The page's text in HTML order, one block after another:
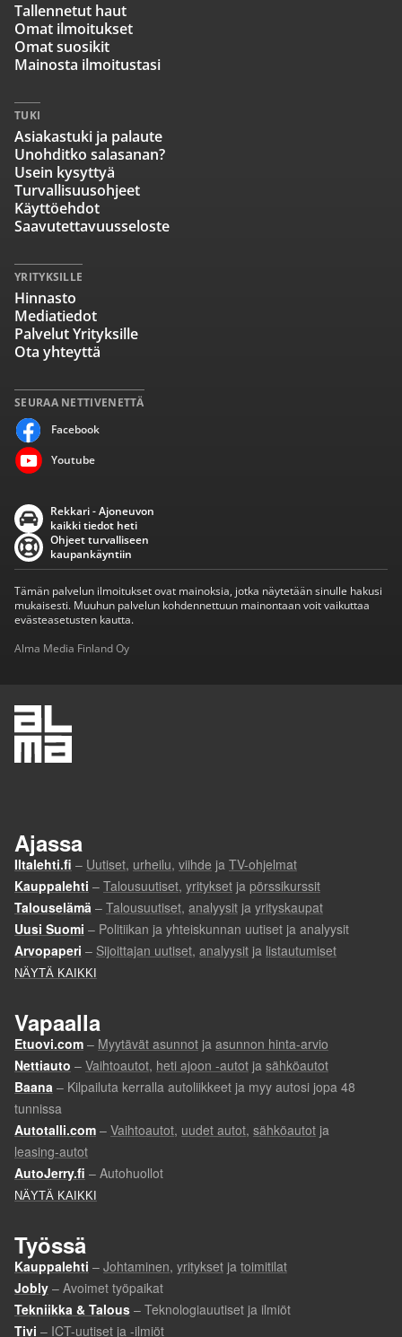
SEURAA NETTIVENETTÄ
Facebook
Youtube
Tallennetut haut
Omat ilmoitukset
Omat suosikit
Mainosta ilmoitustasi
TUKI
Asiakastuki ja palaute
Unohditko salasanan?
Usein kysyttyä
Turvallisuusohjeet
Käyttöehdot
Saavutettavuusseloste
YRITYKSILLE
Hinnasto
Mediatiedot
Palvelut Yrityksille
Ota yhteyttä
Rekkari - Ajoneuvon
kaikki tiedot heti
Ohjeet turvalliseen
kaupankäyntiin
Tämän palvelun ilmoitukset ovat mainoksia, jotka näytetään sinulle hakusi
mukaisesti. Muuhun palvelun kohdennettuun mainontaan voit vaikuttaa
evästeasetusten kautta.
Alma Media Finland Oy